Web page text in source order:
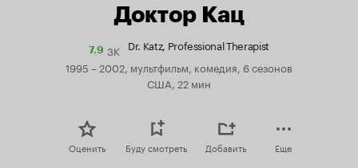
Доктор Кац
7.9Рейтинг
Кинопоиска
3K Dr. Katz, Professional Therapist
1995 – 2002, мультфильм, комедия, 6 сезонов
США, 22 мин
Оценить Буду смотреть Добавить Еще